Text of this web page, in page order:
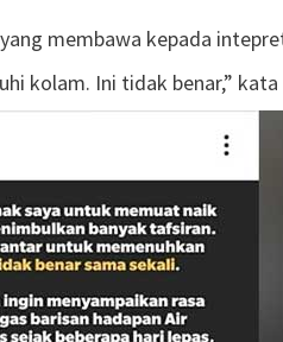
membawa kepada
kolam. Ini tidak benar,” kata